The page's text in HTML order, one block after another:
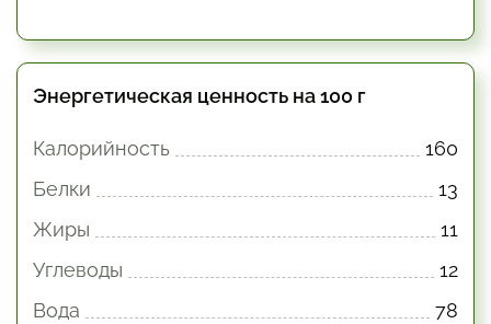
Энергетическая ценность на 100 г
Калорийность
160
Белки
13
Жиры
11
Углеводы
12
Вода
78